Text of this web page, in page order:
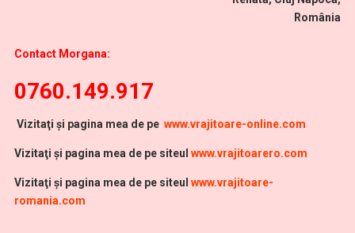
România
Contact Morgana:
0760.149.917
Vizitaţi şi pagina mea de pe www.vrajitoare-online.com
Vizitaţi şi pagina mea de pe siteul www.vrajitoarero.com
Vizitaţi şi pagina mea de pe siteul www.vrajitoare-
romania.com